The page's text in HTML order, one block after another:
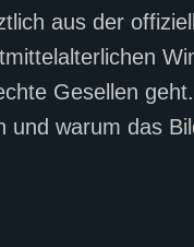
aus der
Gesellen
und warum das